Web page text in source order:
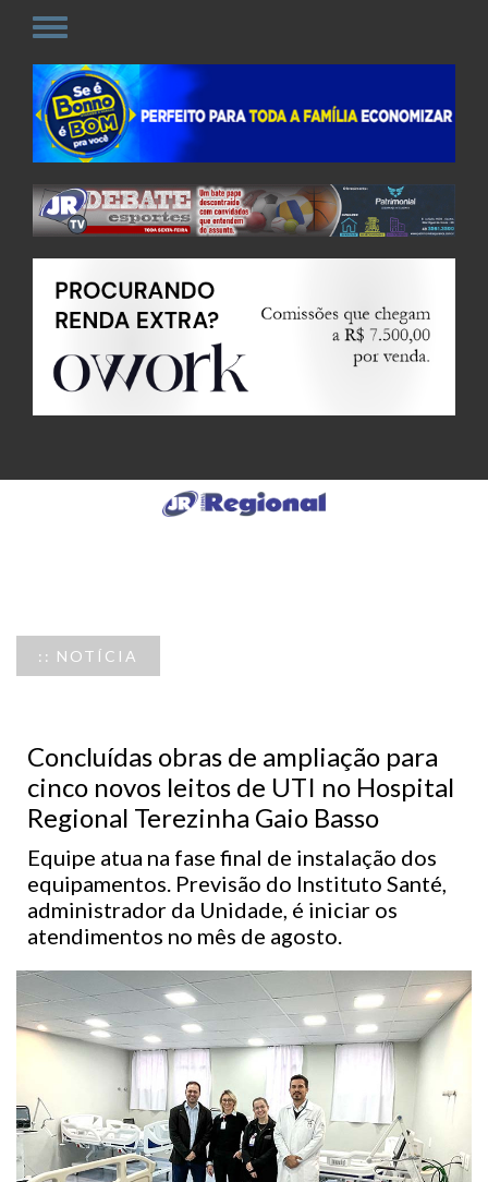
:: NOTÍCIA
Concluídas obras de ampliação para
cinco novos leitos de UTI no Hospital
Regional Terezinha Gaio Basso
Equipe atua na fase final de instalação dos
equipamentos. Previsão do Instituto Santé,
administrador da Unidade, é iniciar os
atendimentos no mês de agosto.